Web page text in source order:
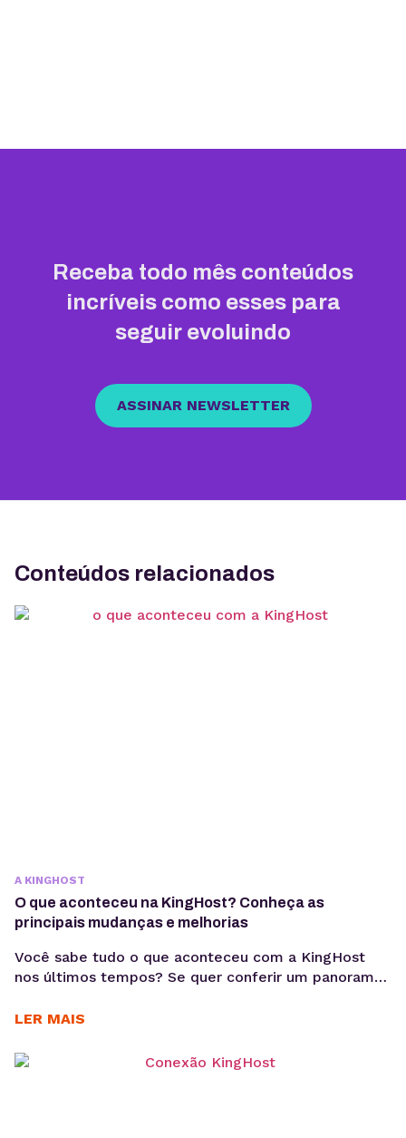
Receba todo mês conteúdos
incríveis como esses para
seguir evoluindo
ASSINAR NEWSLETTER
Conteúdos relacionados
A KINGHOST
O que aconteceu na KingHost? Conheça as
principais mudanças e melhorias
Você sabe tudo o que aconteceu com a KingHost
nos últimos tempos? Se quer conferir um panorama
realizadas, você está no lugar certo. Nos últimos
empresas de hospedagem de sites e serviços online
LER MAIS